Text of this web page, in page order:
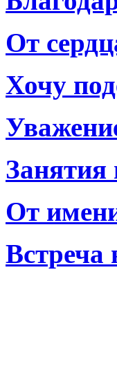
От
Хочу
Занятия
От
Встреча